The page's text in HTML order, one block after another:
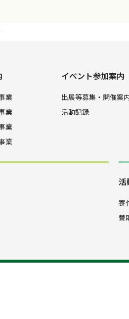
業
業
業
業
イベント参加案内
出展等募集・開催案
活動記録
活
寄
賛